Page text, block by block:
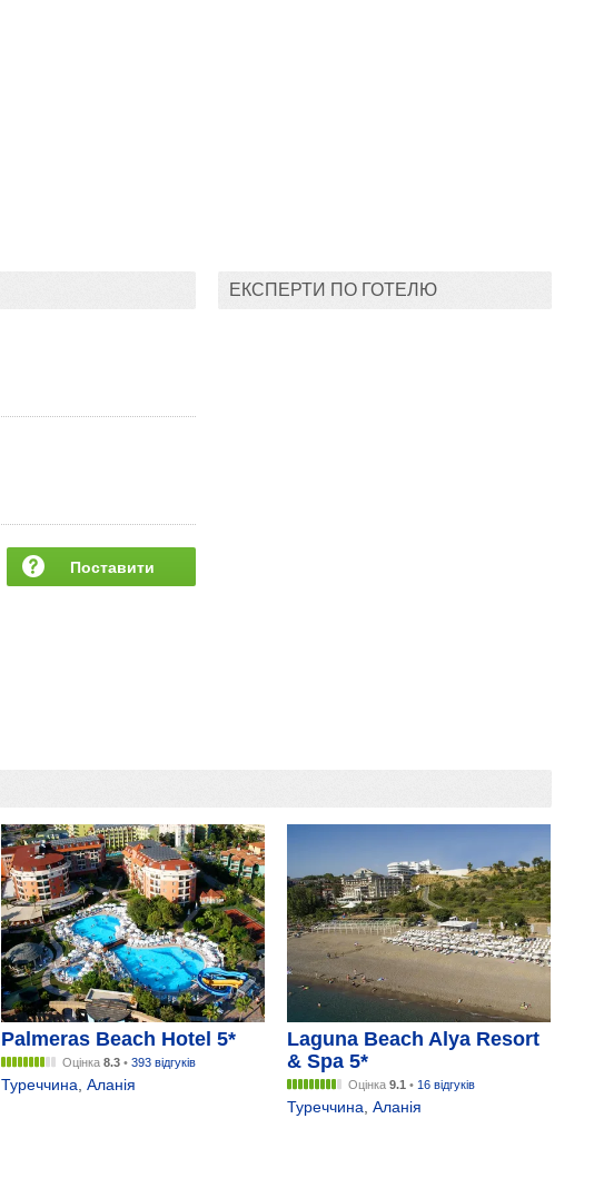
Поставити
ЕКСПЕРТИ ПО ГОТЕЛЮ
Palmeras Beach Hotel 5*
Оцінка 8.3• 393 відгуків
Туреччина Аланія
Laguna Beach Alya Resort
& Spa 5*
Оцінка9.1 • 16 відгуків
Туреччина ,Аланія